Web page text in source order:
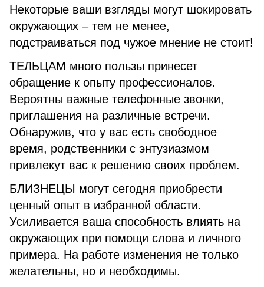
Некоторые ваши взгляды могут шокировать
окружающих – тем не менее,
подстраиваться под чужое мнение не стоит!
ТЕЛЬЦАМ много пользы принесет
обращение к опыту профессионалов.
Вероятны важные телефонные звонки,
приглашения на различные встречи.
Обнаружив, что у вас есть свободное
время, родственники с энтузиазмом
привлекут вас к решению своих проблем.
БЛИЗНЕЦЫ могут сегодня приобрести
ценный опыт в избранной области.
Усиливается ваша способность влиять на
окружающих при помощи слова и личного
примера. На работе изменения не только
желательны, но и необходимы.